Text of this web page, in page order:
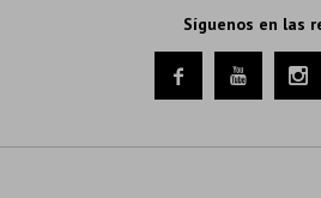
Síguenos en las
  